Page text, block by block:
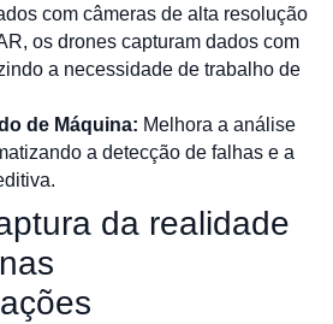
com câmeras de alta resolução
os drones capturam dados com
a necessidade de trabalho de
de Máquina: Melhora a análise
a detecção de falhas e a
da realidade